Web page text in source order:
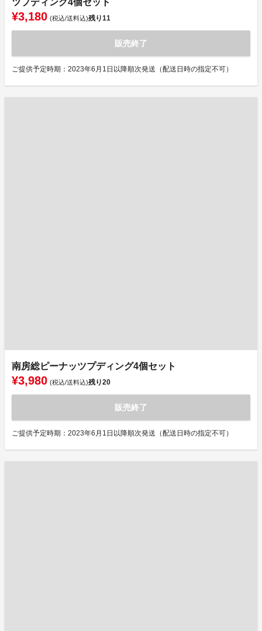
ツプディング4個セット
¥3,180 (税込/送料込)残り11
販売終了
ご提供予定時期：2023年6月1日以降順次発送（配送日時の指定不可）
南房総ピーナッツプディング4個セット
¥3,980 (税込/送料込)残り20
販売終了
ご提供予定時期：2023年6月1日以降順次発送（配送日時の指定不可）